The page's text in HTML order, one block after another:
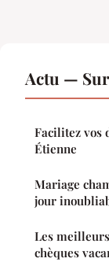
Actu —
Facilitez vos
Étienne
Mariage
jour
Les
chèques